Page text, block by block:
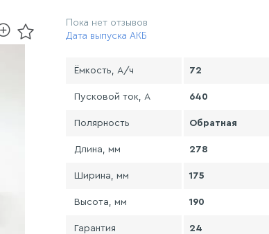
Пока нет отзывов
Дата выпуска АКБ
Ёмкость, А/ч 72
Пусковой ток, А 640
Полярность Обратная
Длина, мм 278
Ширина, мм 175
Высота, мм 190
Гарантия 24